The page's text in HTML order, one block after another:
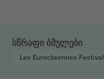
სწრაფი ბმულები
Les Eurockeennes Festival